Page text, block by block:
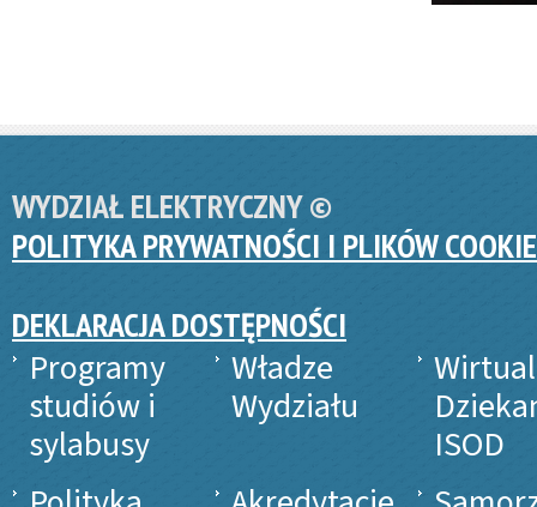
WYDZIAŁ ELEKTRYCZNY ©
POLITYKA PRYWATNOŚCI I PLIKÓW
DEKLARACJA DOSTĘPNOŚCI
Programy
studiów i
sylabusy
Władze
Wydziału
ISOD